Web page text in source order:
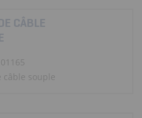
CÂBLE
câble souple